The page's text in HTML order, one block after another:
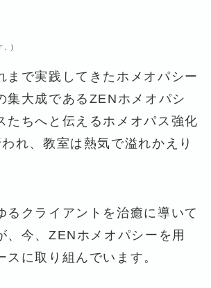
。)
まで実践してきたホメオパシー
集大成であるZENホメオパシ
たちへと伝えるホメオパス強化
れ、教室は熱気で溢れかえり
るクライアントを治癒に導いて
、今、ZENホメオパシーを用
スに取り組んでいます。